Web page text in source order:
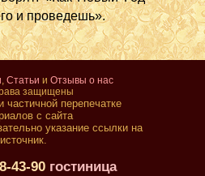
и проведешь».
, Статьи и Отзывы о нас
защищены
частичной перепечатке
с сайта
указание ссылки на
источник.
43-90 гостиница